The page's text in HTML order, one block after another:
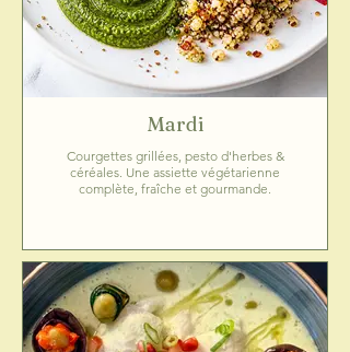
Mardi
Courgettes grillées, pesto d'herbes &
céréales. Une assiette végétarienne
complète, fraîche et gourmande.